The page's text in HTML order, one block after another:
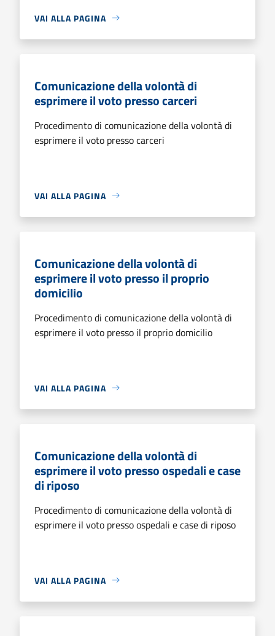
VAI ALLA PAGINA
Comunicazione della volontà di
esprimere il voto presso carceri
Procedimento di comunicazione della volontà di
esprimere il voto presso carceri
VAI ALLA PAGINA
Comunicazione della volontà di
esprimere il voto presso il proprio
domicilio
Procedimento di comunicazione della volontà di
esprimere il voto presso il proprio domicilio
VAI ALLA PAGINA
Comunicazione della volontà di
esprimere il voto presso ospedali e case
di riposo
Procedimento di comunicazione della volontà di
esprimere il voto presso ospedali e case di riposo
VAI ALLA PAGINA